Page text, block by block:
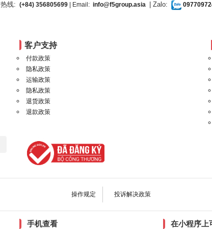
热线: (+84) 356805699| Email: info@f5group.asia | Zalo:
客户支持
付款政策
隐私政策
运输政策
隐私政策
退货政策
退款政策
操作规定 投诉解决政策
手机查看 在小程序上